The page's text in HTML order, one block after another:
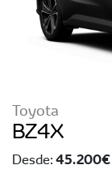
Toyota
BZ4X
Desde:45.200 €